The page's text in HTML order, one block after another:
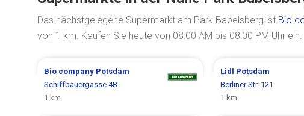
Das nächstgelegene Supermarkt am Park Babelsberg ist Bio
von 1 km. Kaufen Sie heute von 08:00 AM bis 08:00 PM Uhr ein.
Bio company Potsdam
Schiffbauergasse 4B
1 km
Lidl Potsdam
Berliner Str. 121
1 km